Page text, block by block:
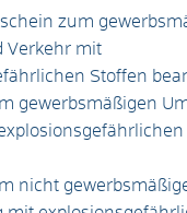
zum
Verkehr mit
Stoffen
gewerbsmäßigen
nicht